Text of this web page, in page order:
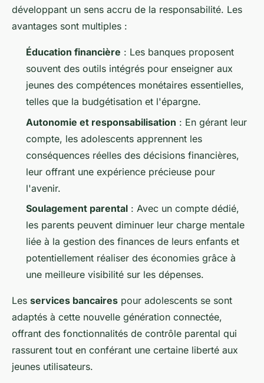
développant un sens accru de la responsabilité. Les
avantages sont multiples :
Éducation financière : Les banques proposent
souvent des outils intégrés pour enseigner aux
jeunes des compétences monétaires essentielles,
telles que la budgétisation et l'épargne.
Autonomie et responsabilisation : En gérant leur
compte, les adolescents apprennent les
conséquences réelles des décisions financières,
leur offrant une expérience précieuse pour
l'avenir.
Soulagement parental : Avec un compte dédié,
les parents peuvent diminuer leur charge mentale
liée à la gestion des finances de leurs enfants et
potentiellement réaliser des économies grâce à
une meilleure visibilité sur les dépenses.
Les services bancaires pour adolescents se sont
adaptés à cette nouvelle génération connectée,
offrant des fonctionnalités de contrôle parental qui
rassurent tout en conférant une certaine liberté aux
jeunes utilisateurs.